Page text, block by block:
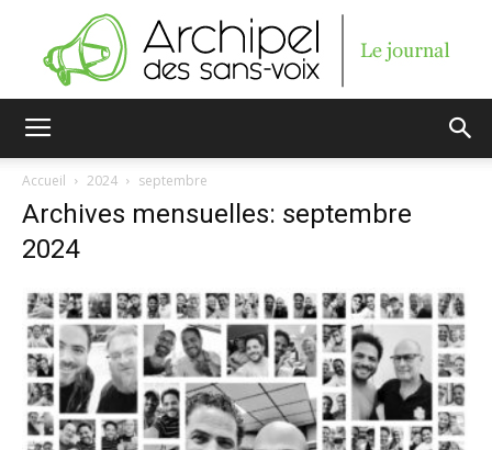
sans-
voix
Accueil 2024 septembre
Archives mensuelles: septembre
2024